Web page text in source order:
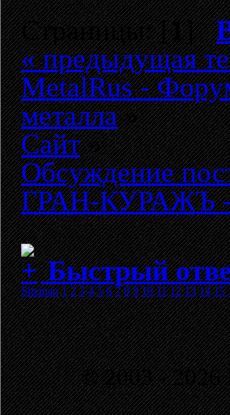
Страницы: [1]
« предыдущая
MetalRus -
металла»
Сайт»
Обсуждение
ГРАН-КУРАЖЪ -
Быстрый
Sitemap 1 2 3 4 5 6 7 8 9 10 11 12 13 14 15
© 2003 - 2026